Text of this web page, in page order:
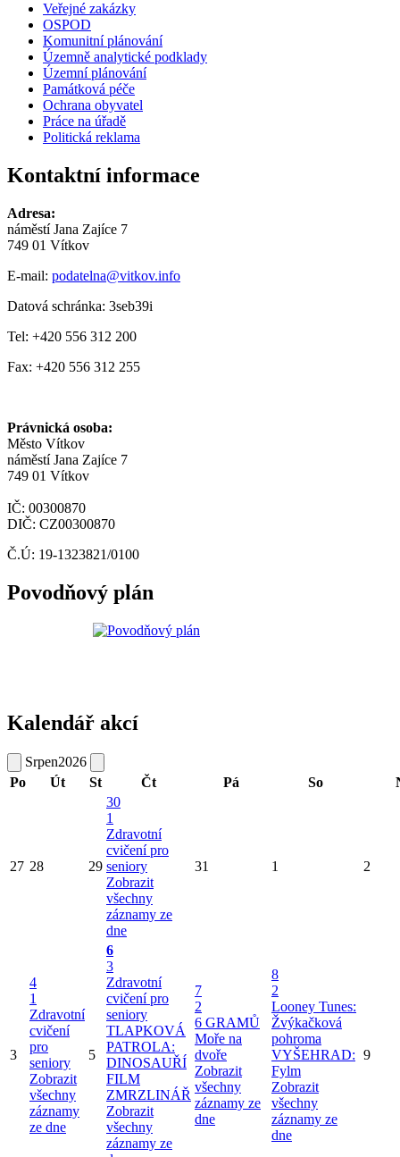
Veřejné zakázky
OSPOD
Komunitní plánování
Územně analytické podklady
Územní plánování
Památková péče
Ochrana obyvatel
Práce na úřadě
Politická reklama
Kontaktní informace
Adresa:
náměstí Jana Zajíce 7
749 01 Vítkov
E-mail: podatelna@vitkov.info
Datová schránka: 3seb39i
Tel: +420 556 312 200
Fax: +420 556 312 255
Právnická osoba:
Město Vítkov
náměstí Jana Zajíce 7
749 01 Vítkov
IČ: 00300870
DIČ: CZ00300870
Č.Ú: 19-1323821/0100
Povodňový plán
Kalendář akcí
Srpen2026
Po
Út St Čt Pá So
27 28 29
30
1
Zdravotní
cvičení pro
seniory
Zobrazit
všechny
záznamy ze
dne
31 1 2
3
4
1
Zdravotní
cvičení
pro
seniory
Zobrazit
všechny
záznamy
ze dne
5
6
3
Zdravotní
cvičení pro
seniory
TLAPKOVÁ
PATROLA:
DINOSAUŘÍ
FILM
ZMRZLINÁŘ
Zobrazit
všechny
záznamy ze
7
2
6 GRAMŮ
Moře na
dvoře
Zobrazit
všechny
záznamy ze
dne
8
2
Looney Tunes:
Žvýkačková
pohroma
VYŠEHRAD:
Fylm
Zobrazit
všechny
záznamy ze
dne
9